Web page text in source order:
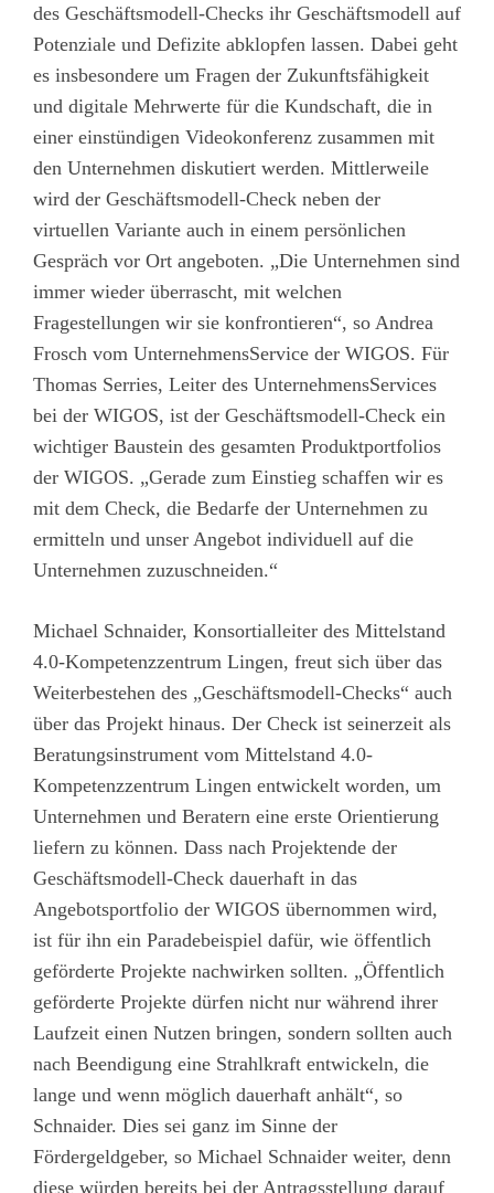
des Geschäftsmodell-Checks ihr Geschäftsmodell auf
Potenziale und Defizite abklopfen lassen. Dabei geht
es insbesondere um Fragen der Zukunftsfähigkeit
und digitale Mehrwerte für die Kundschaft, die in
einer einstündigen Videokonferenz zusammen mit
den Unternehmen diskutiert werden. Mittlerweile
wird der Geschäftsmodell-Check neben der
virtuellen Variante auch in einem persönlichen
Gespräch vor Ort angeboten. „Die Unternehmen sind
immer wieder überrascht, mit welchen
Fragestellungen wir sie konfrontieren“, so Andrea
Frosch vom UnternehmensService der WIGOS. Für
Thomas Serries, Leiter des UnternehmensServices
bei der WIGOS, ist der Geschäftsmodell-Check ein
wichtiger Baustein des gesamten Produktportfolios
der WIGOS. „Gerade zum Einstieg schaffen wir es
mit dem Check, die Bedarfe der Unternehmen zu
ermitteln und unser Angebot individuell auf die
Unternehmen zuzuschneiden.“
Michael Schnaider, Konsortialleiter des Mittelstand
4.0-Kompetenzzentrum Lingen, freut sich über das
Weiterbestehen des „Geschäftsmodell-Checks“ auch
über das Projekt hinaus. Der Check ist seinerzeit als
Beratungsinstrument vom Mittelstand 4.0-
Kompetenzzentrum Lingen entwickelt worden, um
Unternehmen und Beratern eine erste Orientierung
liefern zu können. Dass nach Projektende der
Geschäftsmodell-Check dauerhaft in das
Angebotsportfolio der WIGOS übernommen wird,
ist für ihn ein Paradebeispiel dafür, wie öffentlich
geförderte Projekte nachwirken sollten. „Öffentlich
geförderte Projekte dürfen nicht nur während ihrer
Laufzeit einen Nutzen bringen, sondern sollten auch
nach Beendigung eine Strahlkraft entwickeln, die
lange und wenn möglich dauerhaft anhält“, so
Schnaider. Dies sei ganz im Sinne der
Fördergeldgeber, so Michael Schnaider weiter, denn
diese würden bereits bei der Antragsstellung darauf